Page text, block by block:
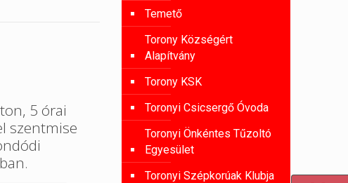
5 órai
szentmise
Temető
Torony Községért
Alapítvány
Torony KSK
Toronyi Csicsergő Óvoda
Toronyi Önkéntes Tűzoltó
Egyesület
Toronyi Szépkorúak Klubja